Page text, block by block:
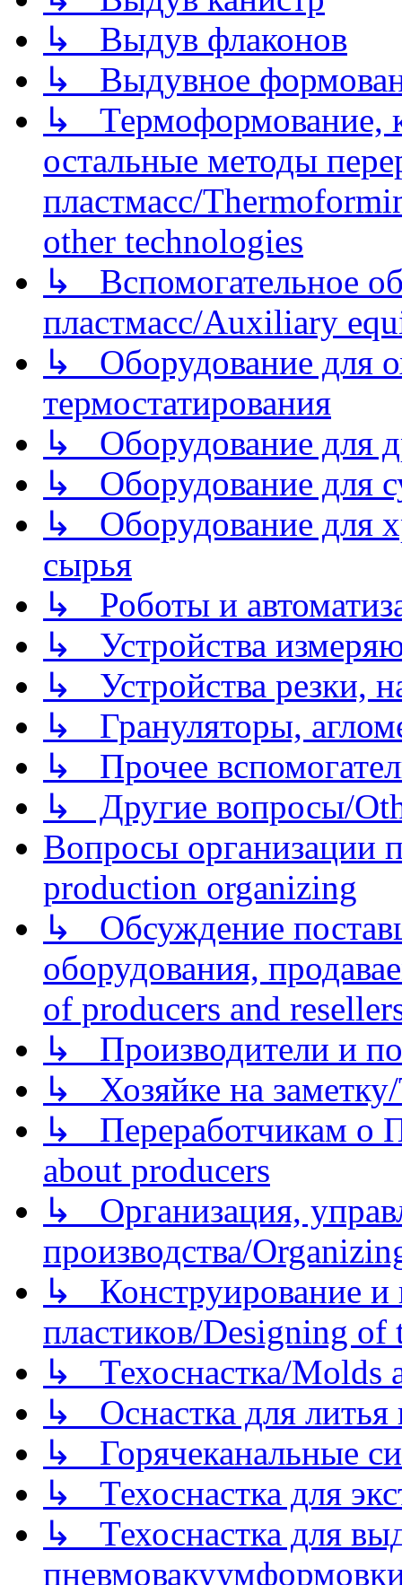
↳ Выдув флаконов
↳ Выдувное
↳ Термоформование,
остальные методы
пластмасс/
other technologies
↳ Вспомогательное
пластмасс/Auxiliary
↳ Оборудование для
термостатирования
↳ Оборудование для
↳ Оборудование для
↳ Оборудование для
сырья
↳ Роботы и
↳ Устройства
↳ Устройства резки,
↳ Грануляторы,
↳ Прочее
↳ Другие вопросы/
Вопросы организации
production organizing
↳ Обсуждение
оборудования,
of producers and
↳ Производители и
↳ Хозяйке на
↳ Переработчикам о
about producers
↳ Организация,
производства/
↳ Конструирование и
пластиков/Designing of
↳ Техоснастка/Molds
↳ Оснастка для литья
↳ Горячеканальные
↳ Техоснастка для
↳ Техоснастка для